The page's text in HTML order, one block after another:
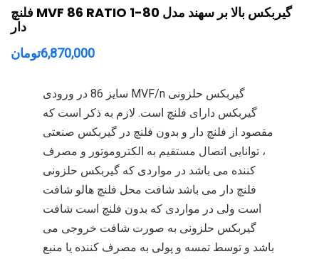
گیربکس بالا بر سهند مدل MVF 86 RATIO 1-80 فلنچ
دار
6,870,000تومان
گیربکس حلزونی MVF/n سایز 86 در ورودی
گیربکس دارای فلنچ است. لازم به ذکر است که
مقصود از فلنچ دار و بدون فلنچ در گیربکس صنعتی
، توانایی اتصال مستقیم به الکتروموتور و مصرف
کننده می باشد در مواردی که گیربکس حلزونی
فلنچ دار می باشد شافت محل فلنچ هالو شافت
است ولی در مواردی که بدون فلنچ است شافت
گیربکس حلزونی به صورت شافت خروجی می
باشد و توسط تمسه و پولی به مصرف کننده یا منبع